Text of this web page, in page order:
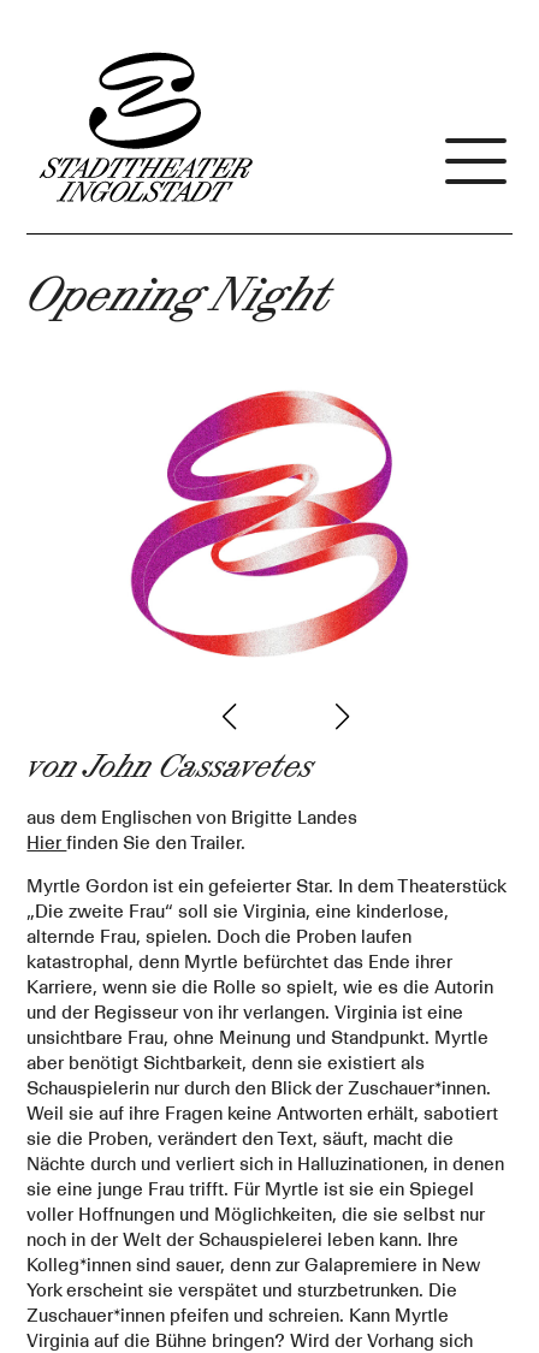
Opening Night
von John Cassavetes
aus dem Englischen von Brigitte Landes
Hierfinden Sie den Trailer.
Myrtle Gordon ist ein gefeierter Star. In dem Theaterstück
„Die zweite Frau“ soll sie Virginia, eine kinderlose,
alternde Frau, spielen. Doch die Proben laufen
katastrophal, denn Myrtle befürchtet das Ende ihrer
Karriere, wenn sie die Rolle so spielt, wie es die Autorin
und der Regisseur von ihr verlangen. Virginia ist eine
unsichtbare Frau, ohne Meinung und Standpunkt. Myrtle
aber benötigt Sichtbarkeit, denn sie existiert als
Schauspielerin nur durch den Blick der Zuschauer*innen.
Weil sie auf ihre Fragen keine Antworten erhält, sabotiert
sie die Proben, verändert den Text, säuft, macht die
Nächte durch und verliert sich in Halluzinationen, in denen
sie eine junge Frau trifft. Für Myrtle ist sie ein Spiegel
voller Hoffnungen und Möglichkeiten, die sie selbst nur
noch in der Welt der Schauspielerei leben kann. Ihre
Kolleg*innen sind sauer, denn zur Galapremiere in New
York erscheint sie verspätet und sturzbetrunken. Die
Zuschauer*innen pfeifen und schreien. Kann Myrtle
Virginia auf die Bühne bringen? Wird der Vorhang sich